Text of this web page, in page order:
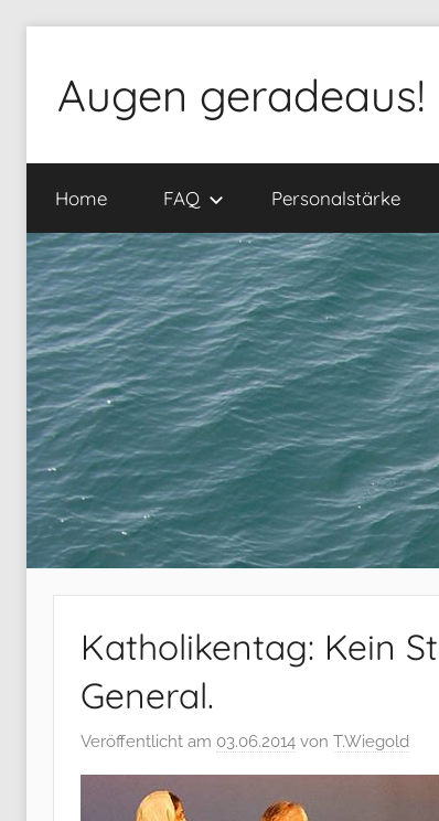
springen
Augen geradeaus!
Home FAQ Personalstärke
Katholikentag: Kein
General.
Veröffentlicht am 03.06.2014 von T.Wiegold